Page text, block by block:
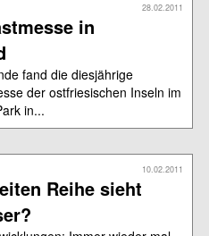
28.02.2011
in
fand die diesjährige
der ostfriesischen Inseln im
in...
10.02.2011
Reihe sieht